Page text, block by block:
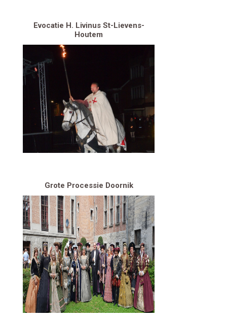
Evocatie H. Livinus St-Lievens-
Houtem
Grote Processie Doornik